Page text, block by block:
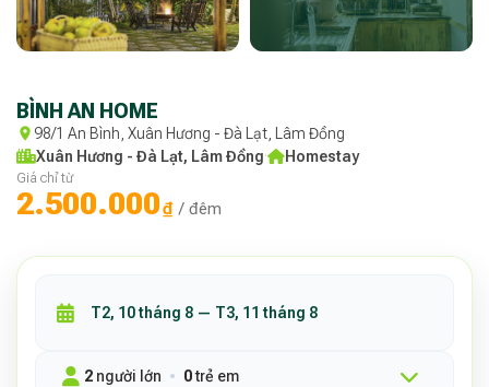
BÌNH AN HOME
98/1 An Bình, Xuân Hương - Đà Lạt, Lâm Đồng
Xuân Hương - Đà Lạt, Lâm Đồng· Homestay
Giá chỉ từ
2.500.000₫ / đêm
2 người lớn 0trẻ em